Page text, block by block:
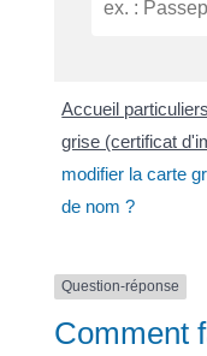
Accueil particuliers
grise (certificat
modifier la carte
de nom ?
Question-réponse
Comment